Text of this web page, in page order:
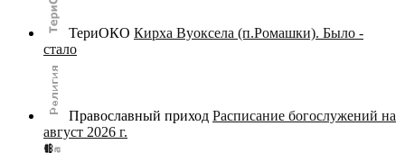
ТериОКО Кирха Вуоксела (п.Ромашки). Было -
стало
Православный приход Расписание богослужений на
август 2026 г.